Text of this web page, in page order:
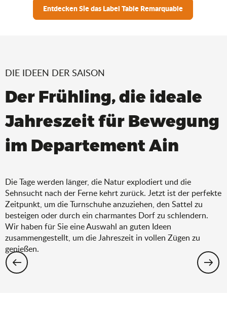
Entdecken Sie das Label Table Remarquable
DIE IDEEN DER SAISON
Der Frühling, die ideale
Jahreszeit für Bewegung
im Departement Ain
Die Tage werden länger, die Natur explodiert und die
Sehnsucht nach der Ferne kehrt zurück. Jetzt ist der perfekte
Zeitpunkt, um die Turnschuhe anzuziehen, den Sattel zu
besteigen oder durch ein charmantes Dorf zu schlendern.
Wir haben für Sie eine Auswahl an guten Ideen
zusammengestellt, um die Jahreszeit in vollen Zügen zu
genießen.
Wandern: Die Auswahl für den Frühling